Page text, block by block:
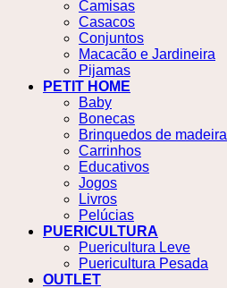
Camisas
Casacos
Conjuntos
Macacão e Jardineira
Pijamas
PETIT HOME
Baby
Bonecas
Brinquedos de madeira
Carrinhos
Educativos
Jogos
Livros
Pelúcias
PUERICULTURA
Puericultura Leve
Puericultura Pesada
OUTLET